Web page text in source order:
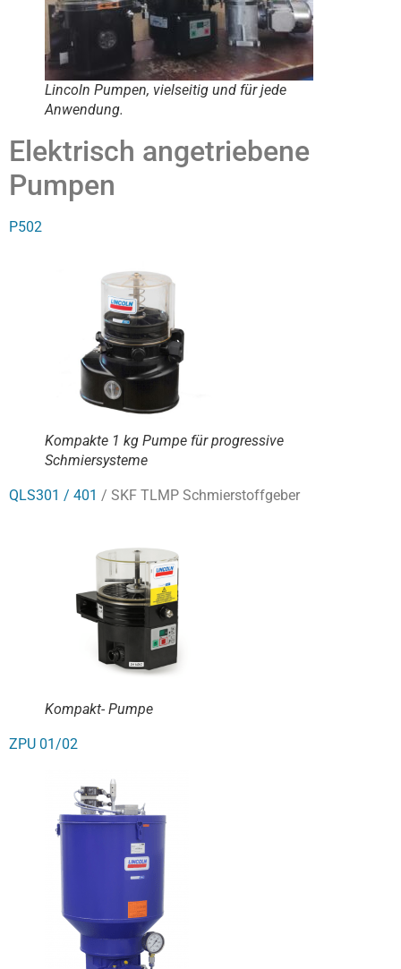
Lincoln Pumpen, vielseitig und für jede
Anwendung.
Elektrisch angetriebene
Pumpen
P502
Kompakte 1 kg Pumpe für progressive
Schmiersysteme
QLS301 / 401 / SKF TLMP Schmierstoffgeber
Kompakt- Pumpe
ZPU 01/02